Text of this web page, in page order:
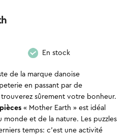
En stock
de la marque danoise
en passant par de
sûrement votre bonheur.
« Mother Earth » est idéal
et de la nature. Les puzzles
temps: c’est une activité